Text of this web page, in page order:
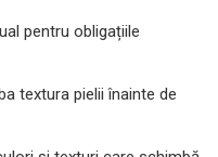
pentru obligațiile
textura pielii înainte de